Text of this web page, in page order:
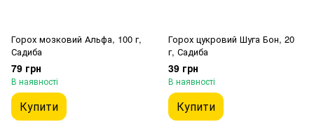
Горох мозковий Альфа, 100 г,
Садиба
79 грн
В наявності
Купити
Горох цукровий Шуга Бон, 20
г, Садиба
39 грн
В наявності
Купити